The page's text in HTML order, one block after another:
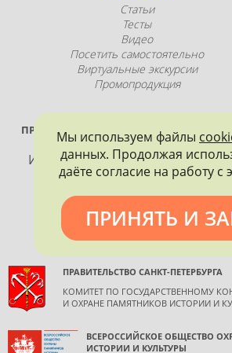
Статьи
Тесты
Видео
Посетить самостоятельно
Виртуальные экскурсии
Промопродукция
ПРОЕКТ РЕАЛИЗУЕТСЯ ПРИ
ПЕТЕРБУРГА
Использование материалов,
допускается только с согласия
обязательной ссылкой на
ПРАВИТЕЛЬСТВО САНКТ-ПЕТЕРБУРГА
КОМИТЕТ ПО ГОСУДАРСТВЕННОМУ
И ОХРАНЕ ПАМЯТНИКОВ ИСТОРИИ И
ВСЕРОССИЙСКОЕ ОБЩЕСТВО
ИСТОРИИ И КУЛЬТУРЫ
Мы используем файлы
данных. Продолжая
даёте согласие на работу
ПРИНЯТЬ И